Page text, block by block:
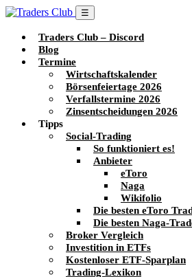
☰
Traders Club – Discord
Blog
Termine
Wirtschaftskalender
Börsenfeiertage 2026
Verfallstermine 2026
Zinsentscheidungen 2026
Tipps
Social-Trading
So funktioniert es!
Anbieter
eToro
Naga
Wikifolio
Die besten eToro
Die besten Naga-
Broker Vergleich
Investition in ETFs
Kostenloser ETF-Sparplan
Trading-Lexikon